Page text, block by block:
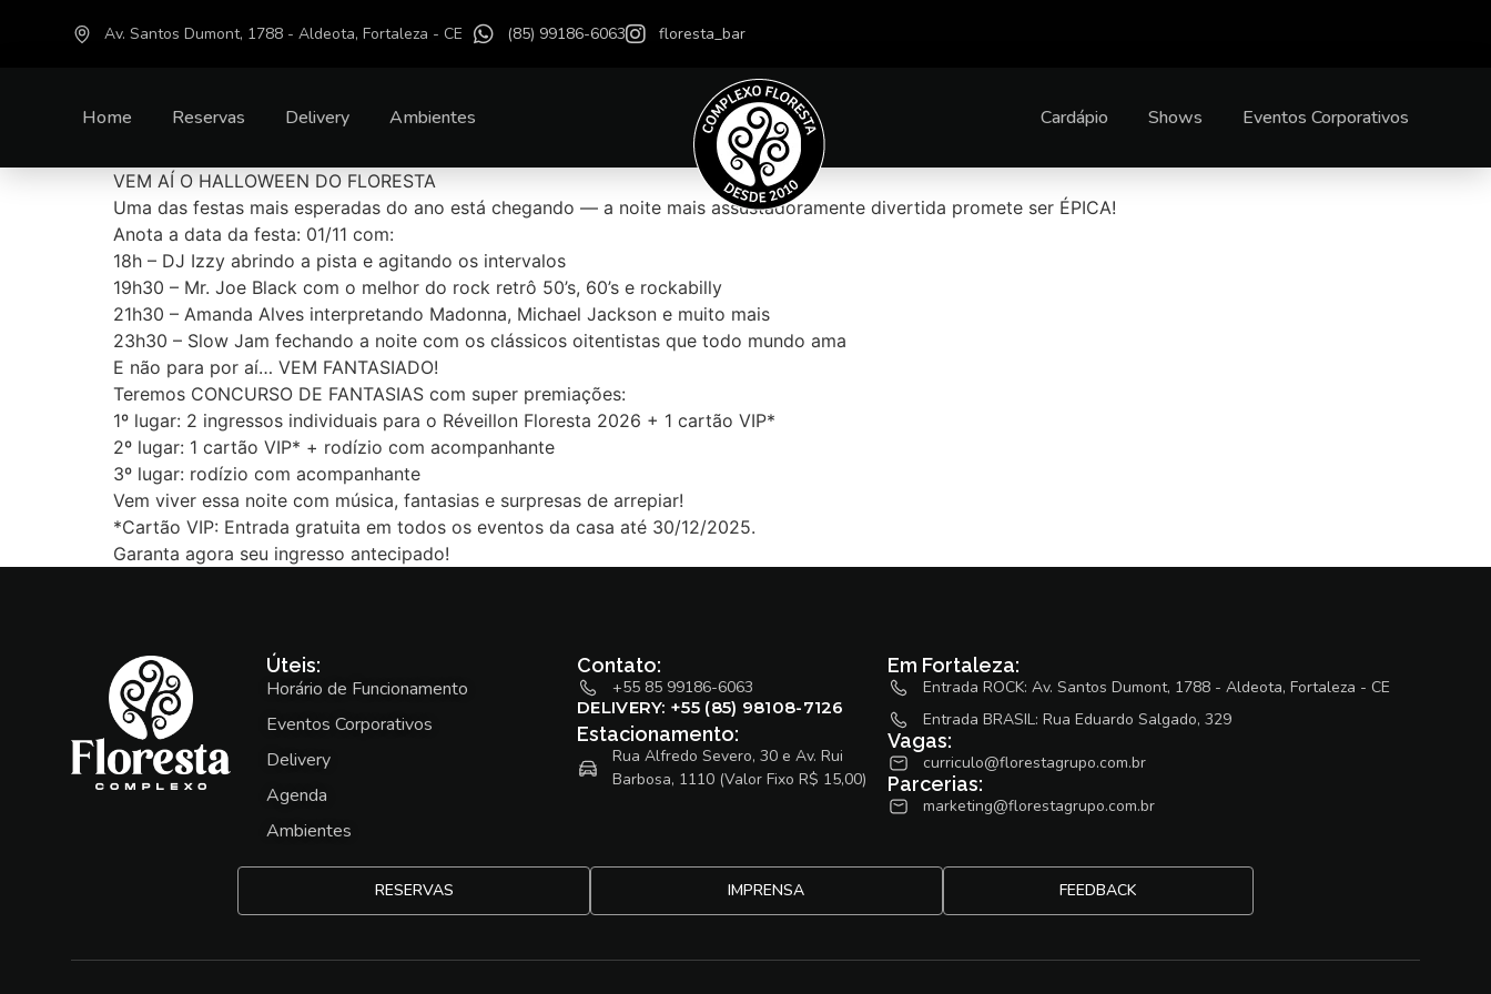
Av. Santos Dumont, 1788 - Aldeota, Fortaleza - CE (85) 99186-6063 floresta_bar
Home Reservas Delivery Ambientes Cardápio Shows Eventos Corporativos
VEM AÍ O HALLOWEEN DO FLORESTA
Uma das festas mais esperadas do ano está chegando — a noite mais assustadoramente divertida promete ser ÉPICA!
Anota a data da festa: 01/11 com:
18h – DJ Izzy abrindo a pista e agitando os intervalos
19h30 – Mr. Joe Black com o melhor do rock retrô 50’s, 60’s e rockabilly
21h30 – Amanda Alves interpretando Madonna, Michael Jackson e muito mais
23h30 – Slow Jam fechando a noite com os clássicos oitentistas que todo mundo ama
E não para por aí… VEM FANTASIADO!
Teremos CONCURSO DE FANTASIAS com super premiações:
1º lugar: 2 ingressos individuais para o Réveillon Floresta 2026 + 1 cartão VIP*
2º lugar: 1 cartão VIP* + rodízio com acompanhante
3º lugar: rodízio com acompanhante
Vem viver essa noite com música, fantasias e surpresas de arrepiar!
*Cartão VIP: Entrada gratuita em todos os eventos da casa até 30/12/2025.
Garanta agora seu ingresso antecipado!
Úteis:
Horário de Funcionamento
Eventos Corporativos
Delivery
Agenda
Ambientes
Contato:
+55 85 99186-6063
DELIVERY: +55 (85) 98108-7126
Estacionamento:
Rua Alfredo Severo, 30 e Av. Rui
Barbosa, 1110 (Valor Fixo R$ 15,00)
Em Fortaleza:
Entrada ROCK: Av. Santos Dumont, 1788 - Aldeota, Fortaleza - CE
Entrada BRASIL: Rua Eduardo Salgado, 329
Vagas:
curriculo@florestagrupo.com.br
Parcerias:
marketing@florestagrupo.com.br
RESERVAS IMPRENSA FEEDBACK